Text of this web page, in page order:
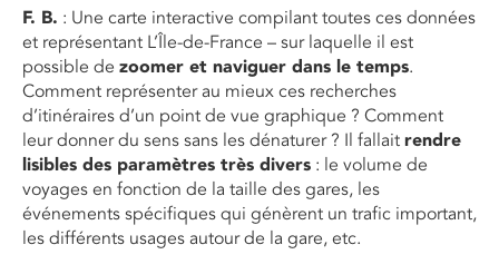
F. B. : Une carte interactive compilant toutes ces données
et représentant L’Île-de-France – sur laquelle il est
possible de zoomer et naviguer dans le temps.
Comment représenter au mieux ces recherches
d’itinéraires d’un point de vue graphique ? Comment
leur donner du sens sans les dénaturer ? Il fallait rendre
lisibles des paramètres très divers : le volume de
voyages en fonction de la taille des gares, les
événements spécifiques qui génèrent un trafic important,
les différents usages autour de la gare, etc.